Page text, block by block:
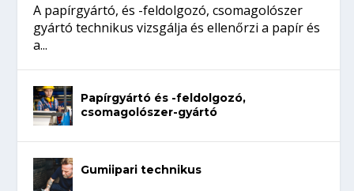
A papírgyártó, és -feldolgozó, csomagolószer
gyártó technikus vizsgálja és ellenőrzi a papír és
a...
Papírgyártó és -feldolgozó,
csomagolószer-gyártó
Gumiipari technikus